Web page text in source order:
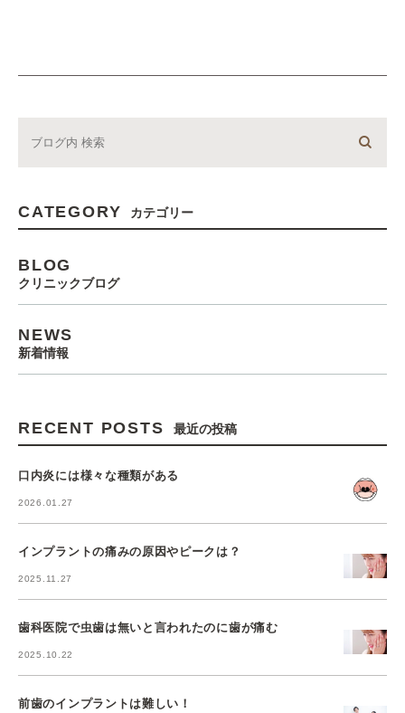
CATEGORY カテゴリー
BLOG
クリニックブログ
NEWS
新着情報
RECENT POSTS 最近の投稿
口内炎には様々な種類がある
2026.01.27
インプラントの痛みの原因やピークは？
2025.11.27
歯科医院で虫歯は無いと言われたのに歯が痛む
2025.10.22
前歯のインプラントは難しい！